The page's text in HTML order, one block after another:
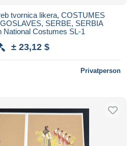
tvornica likera, COSTUMES
SERBE, SERBIA
National Costumes SL-1
± 23,12 $
Privatperson